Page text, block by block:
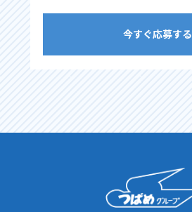
今すぐ応募する